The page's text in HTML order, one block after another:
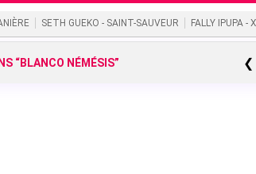
SETH GUEKO - SAINT-SAUVEUR FALLY IPUPA -
“BLANCO NÉMÉSIS” ❮